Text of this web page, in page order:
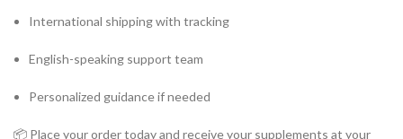
International shipping with tracking
English-speaking support team
Personalized guidance if needed
📦 Place your order today and receive your supplements at your